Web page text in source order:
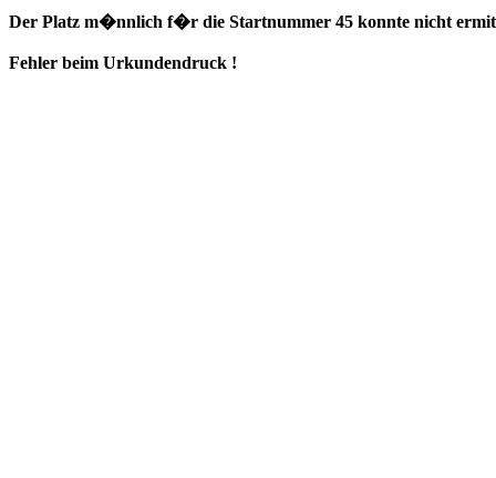
Der Platz m�nnlich f�r die Startnummer 45 konnte nicht
Fehler beim Urkundendruck !